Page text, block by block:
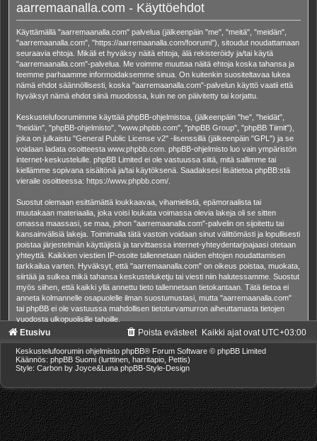
aarremaanalla.com - Käyttöehdot
Käyttämällä "aarremaanalla.com" palvelua (jälkeenpäin "me", "meitä", "meidän",
"aarremaanalla.com", "https://aarremaanalla.com/foorumi"), sitoudut noudattamaan
seuraavia ehtoja. Mikäli et hyväksy näitä ehtoja, älä rekisteröidy ja/tai käytä
"aarremaanalla.com"-palvelua. Me voimme muuttaa näitä ehtoja koska tahansa ja
teemme parhaamme informoidaksemme sinua. On kuitenkin suositeltavaa lukea
nämä ehdot säännöllisesti, koska "aarremaanalla.com"-palvelun käyttö vaatii että
hyväksyt nämä ehdot siinä muodossa, kuin ne on päivitetty tai korjattu.
Keskustelufoorumimme käyttää phpBB-ohjelmistoa, (jälkeenpäin "he", "heidät",
"heidän", "phpBB-ohjelmisto", "www.phpbb.com", "phpBB Group", "phpBB Tiimit"),
joka on julkaistu "General Public License v2" -lisenssillä (jälkeenpäin "GPL") ja se
voidaan ladata osoitteesta www.phpbb.com . phpBB-ohjelmisto luo vain ympäristön
internet-keskustelulle. phpBB Limited ei ole vastuussa siitä, mitä sallimme tai
kiellämme sopivana sisältönä ja/tai käytöksenä. Saadaksesi lisätietoa phpBB:stä
vieraile osoitteessa: https://www.phpbb.com/
Suostut olemaan esittämättä loukkaavaa, vihamielistä, epämoraalista tai
muutakaan materiaalia, joka voisi loukata voimassa olevia lakeja oli se sitten
omassa maassasi, se maa, johon "aarremaanalla.com"-palvelin on sijoitettu tai
kansainvälisiä lakeja. Toimimalla tätä vastoin voidaan sinut välittömästi ja lopullisesti
poistaa järjestelmän käyttäjistä ja tarvittaessa internet-yhteydentarjoajaasi otetaan
yhteyttä. Kaikkien viestien IP-osoite tallennetaan näiden ehtojen noudattamisen
tarkkailua varten. Hyväksyt, että "aarremaanalla.com" on oikeus poistaa, muokata,
siirtää ja sulkea mikä tahansa keskusteluketju tai viesti niin halutessamme. Suostut
myös siihen, että kaikki yllä annettu tieto tallennetaan tietokantaan. Tätä tietoa ei
anneta kolmannelle osapuolelle ilman suostumustasi, mutta "aarremaanalla.com"
tai phpBB ei ole vastuussa mahdollisen tietoturvamurron aiheuttamasta tietojen
vuodosta ulkopuolisille tahoille.
Etusivu Kaikki ajat ovat UTC+03:00
Poista evästeet
Keskustelufoorumin ohjelmisto phpBB® Forum Software © phpBB Limited
Käännös: phpBB Suomi (lurttinen, harritapio, Pettis)
Style: Carbon by Joyce&Luna phpBB-Style-Design